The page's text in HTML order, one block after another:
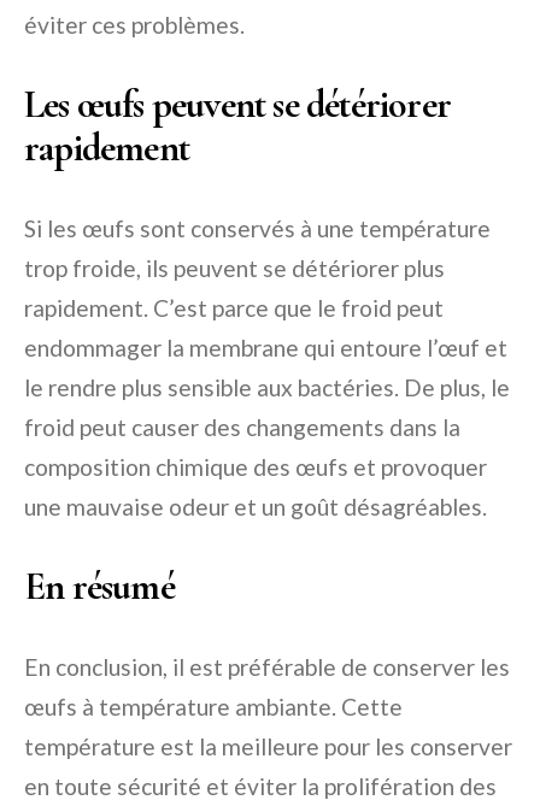
éviter ces problèmes.
Les œufs peuvent se détériorer
rapidement
Si les œufs sont conservés à une température
trop froide, ils peuvent se détériorer plus
rapidement. C’est parce que le froid peut
endommager la membrane qui entoure l’œuf et
le rendre plus sensible aux bactéries. De plus, le
froid peut causer des changements dans la
composition chimique des œufs et provoquer
une mauvaise odeur et un goût désagréables.
En résumé
En conclusion, il est préférable de conserver les
œufs à température ambiante. Cette
température est la meilleure pour les conserver
en toute sécurité et éviter la prolifération des